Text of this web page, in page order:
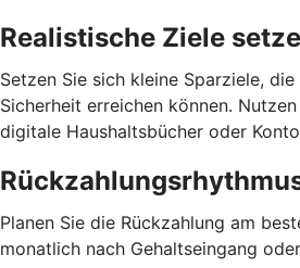
Realistische Ziele
Setzen Sie sich kleine Sparziele,
Sicherheit erreichen können.
digitale Haushaltsbücher oder
Planen Sie die Rückzahlung am
monatlich nach Gehaltseingang